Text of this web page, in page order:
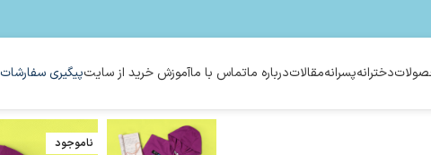
دخترانهپسرانهمقالاتدرباره ماتماس با ماآموزش خرید از سایتپیگیری سفارشات
ناموجود